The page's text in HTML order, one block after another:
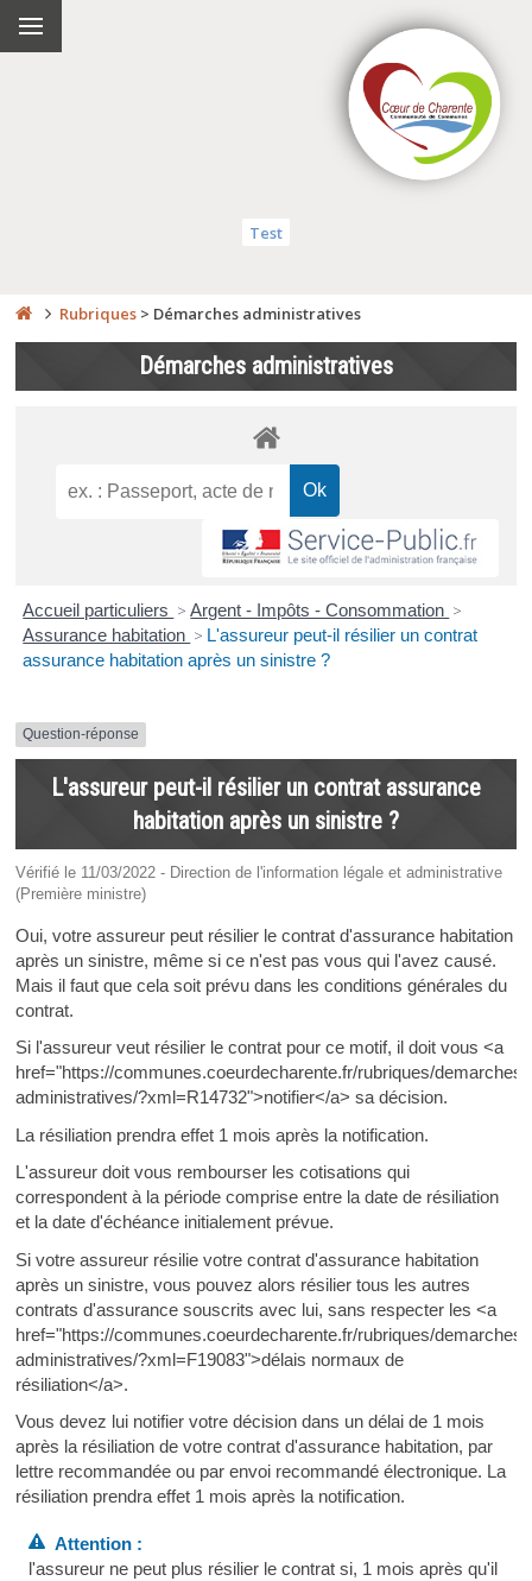
Test
Rubriques > Démarches administratives
Démarches administratives
Accueil particuliers > Argent - Impôts - Consommation >
Assurance habitation > L'assureur peut-il résilier un contrat
assurance habitation après un sinistre ?
Question-réponse
L'assureur peut-il résilier un contrat assurance
habitation après un sinistre ?
Vérifié le 11/03/2022 - Direction de l'information légale et administrative
(Première ministre)
Oui, votre assureur peut résilier le contrat d'assurance habitation
après un sinistre, même si ce n'est pas vous qui l'avez causé.
Mais il faut que cela soit prévu dans les conditions générales du
contrat.
Si l'assureur veut résilier le contrat pour ce motif, il doit vous <a
href="https://communes.coeurdecharente.fr/rubriques/demarches-
administratives/?xml=R14732">notifier</a> sa décision.
La résiliation prendra effet 1 mois après la notification.
L'assureur doit vous rembourser les cotisations qui
correspondent à la période comprise entre la date de résiliation
et la date d'échéance initialement prévue.
Si votre assureur résilie votre contrat d'assurance habitation
après un sinistre, vous pouvez alors résilier tous les autres
contrats d'assurance souscrits avec lui, sans respecter les <a
href="https://communes.coeurdecharente.fr/rubriques/demarches-
administratives/?xml=F19083">délais normaux de
résiliation</a>.
Vous devez lui notifier votre décision dans un délai de 1 mois
après la résiliation de votre contrat d'assurance habitation, par
lettre recommandée ou par envoi recommandé électronique. La
résiliation prendra effet 1 mois après la notification.
Attention :
l'assureur ne peut plus résilier le contrat si, 1 mois après qu'il